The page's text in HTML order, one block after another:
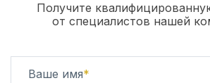
Получите
от специалистов нашей
Ваше имя*